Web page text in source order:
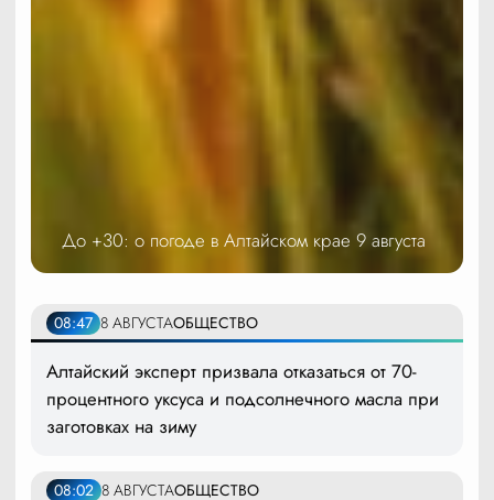
До +30: о погоде в Алтайском крае 9 августа
08:47 8 АВГУСТАОБЩЕСТВО
Алтайский эксперт призвала отказаться от 70-
процентного уксуса и подсолнечного масла при
заготовках на зиму
08:02 8 АВГУСТАОБЩЕСТВО